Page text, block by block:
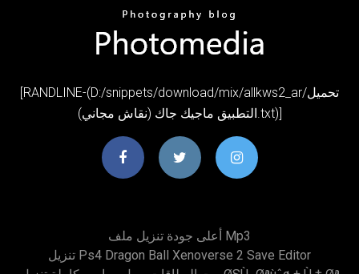
[RANDLINE-(D:/snippets/download/mix/allkws2_ar/تحميل
التطبيق ماجيك جاك (نقاش مجاني).txt)]
أعلى جودة تنزيل ملف Mp3
تنزيل Ps4 Dragon Ball Xenoverse 2 Save Editor